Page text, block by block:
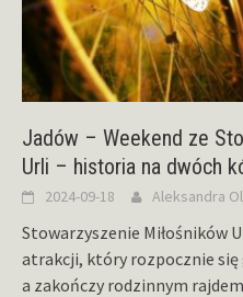
Jadów – Weekend ze
Urli – historia na dwóch
2024-09-18 Aleksandra
Stowarzyszenie Miłośników
atrakcji, który rozpocznie
a zakończy rodzinnym